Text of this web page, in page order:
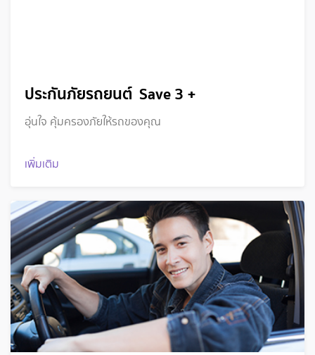
ประกันภัยรถยนต์ Save 3 +
อุ่นใจ คุ้มครองภัยให้รถของคุณ
เพิ่มเติม